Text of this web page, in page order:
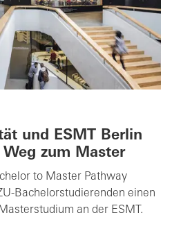
und ESMT Berlin
zum Master
to Master Pathway
Bachelorstudierenden einen
an der ESMT.